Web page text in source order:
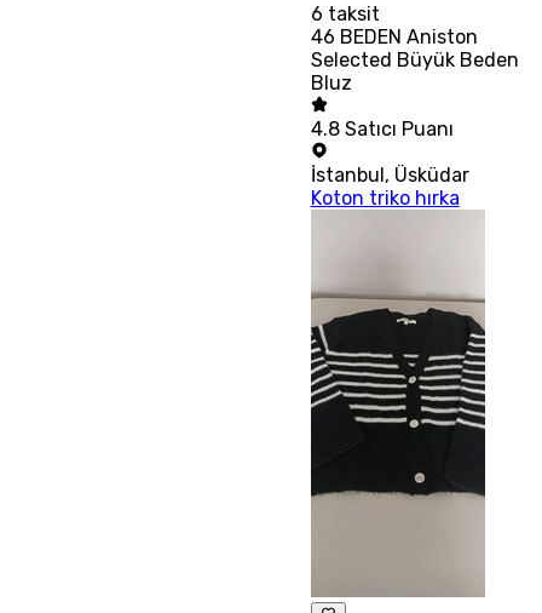
6 taksit
46 BEDEN Aniston
Selected Büyük Beden
Bluz
4.8 Satıcı Puanı
İstanbul, Üsküdar
Koton triko hırka